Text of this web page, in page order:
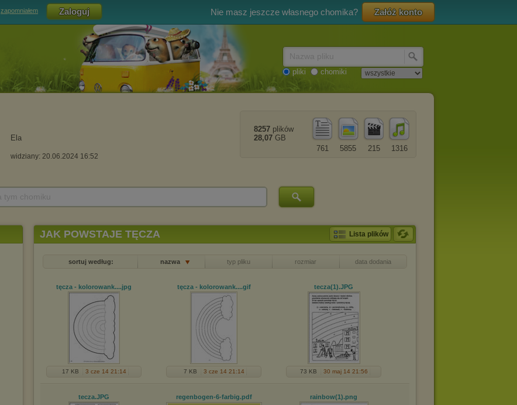
zapomniałem Nie masz jeszcze własnego chomika? Załóż konto
pliki chomiki
Ela
widziany: 20.06.2024 16:52
1316
215
5855
761
8257 plików
28,07 GB
JAK POWSTAJE TĘCZA Lista plików
sortuj według: nazwa typ pliku rozmiar data dodania
tęcza - kolorowank....jpg
17 KB 3 cze 14 21:14
tęcza - kolorowank....gif
7 KB 3 cze 14 21:14
tecza(1).JPG
73 KB 30 maj 14 21:56
tecza.JPG regenbogen-6-farbig.pdf rainbow(1).png